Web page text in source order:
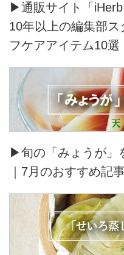
▶通販サイト「
10年以上の編集部
フケアアイテム10選
▶旬の「みょうが」
｜7月のおすすめ記